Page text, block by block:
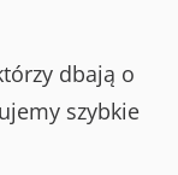
dbają o
szybkie